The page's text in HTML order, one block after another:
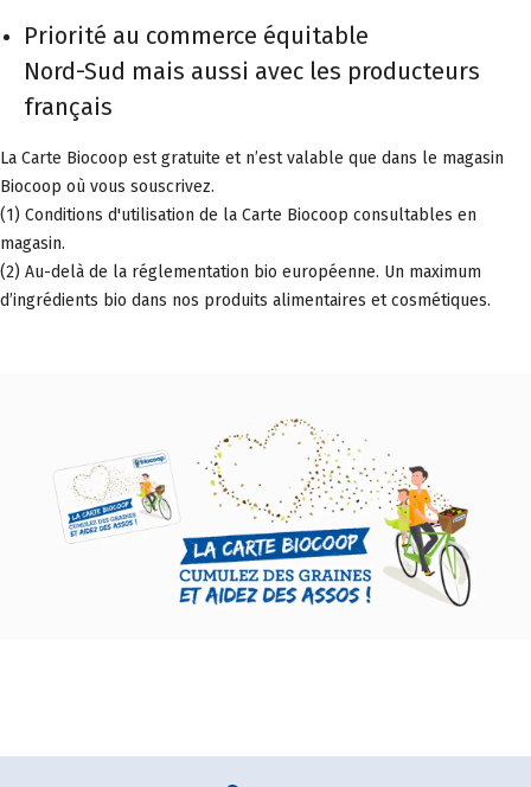
Priorité au commerce équitable
Nord-Sud mais aussi avec les producteurs
français
La Carte Biocoop est gratuite et n’est valable que dans le magasin
Biocoop où vous souscrivez.
(1) Conditions d'utilisation de la Carte Biocoop consultables en
magasin.
(2) Au-delà de la réglementation bio européenne. Un maximum
d’ingrédients bio dans nos produits alimentaires et cosmétiques.